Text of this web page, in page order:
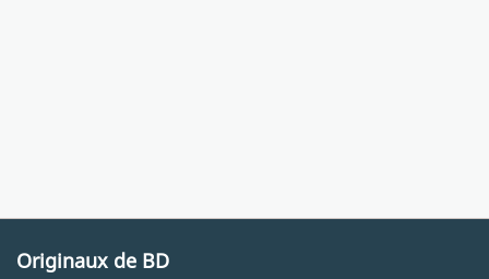
Originaux de BD